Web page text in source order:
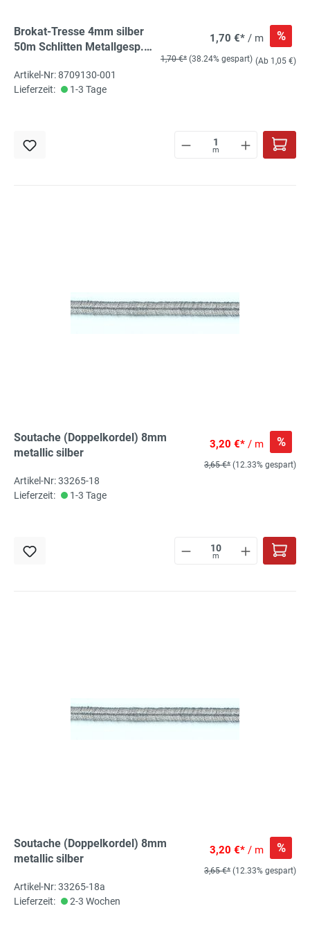
Brokat-Tresse 4mm silber
50m Schlitten Metallgesp.
1,70 €* / m %
1,70 €* (38.24% gespart) (Ab 1,05 €)
Artikel-Nr: 8709130-001
Lieferzeit:
1-3 Tage
m
Soutache (Doppelkordel) 8mm
metallic silber
3,20 €* / m %
3,65 €* (12.33% gespart)
Artikel-Nr: 33265-18
Lieferzeit:
1-3 Tage
m
Soutache (Doppelkordel) 8mm
metallic silber
3,20 €* / m %
3,65 €* (12.33% gespart)
Artikel-Nr: 33265-18a
Lieferzeit:
2-3 Wochen